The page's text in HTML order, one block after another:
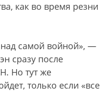
как во время резни
самой войной», —
сразу после
Но тут же
только если «все